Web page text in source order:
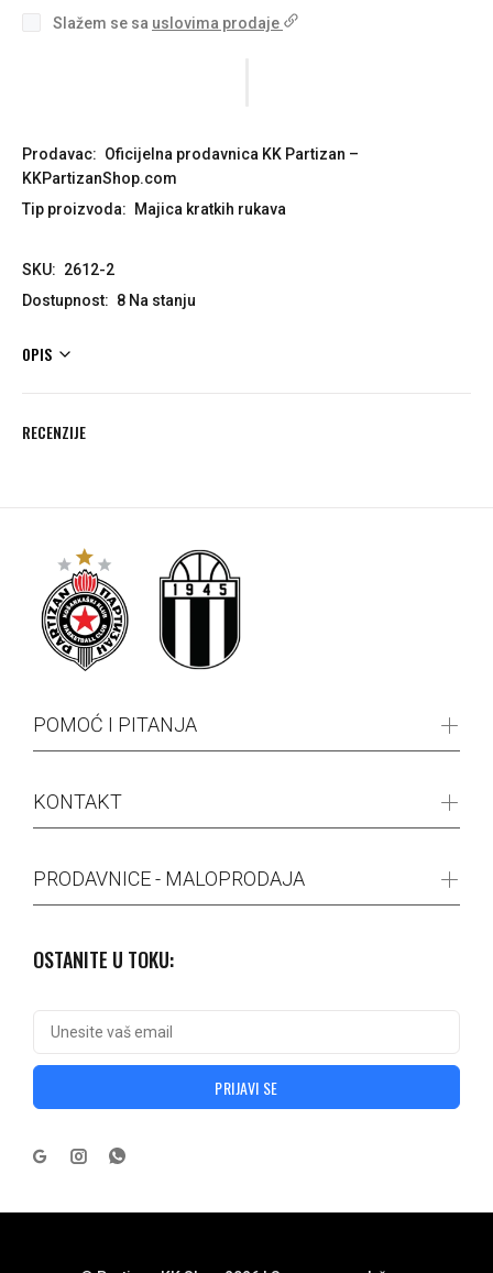
Slažem se sa uslovima prodaje
Prodavac: Oficijelna prodavnica KK Partizan –
KKPartizanShop.com
Tip proizvoda:
Majica kratkih rukava
SKU: 2612-2
Dostupnost: 8 Na stanju
OPIS
RECENZIJE
OSTANITE U TOKU:
PRIJAVI SE
POMOĆ I PITANJA
KONTAKT
PRODAVNICE - MALOPRODAJA